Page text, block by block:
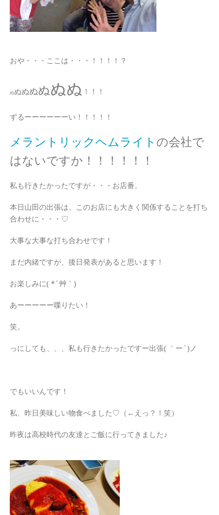
おや・・・ここは・・・！！！！？
ぬ ぬぬぬぬぬぬ ！！！
ずるーーーーーーい！！！！！
メラントリックヘムライト の会社で
はないですか！！！！！！
私も行きたかったですが・・・お店番。
本日山田の出張は、このお店にも大きく関係することを打ち
合わせに・・・♡
大事な大事な打ち合わせです！
まだ内緒ですが、後日発表があると思います！
お楽しみに( *´艸｀)
あーーーーー喋りたい！
笑。
っにしても、、、私も行きたかったですー出張( ｀ー´)ノ
でもいいんです！
私、昨日美味しい物食べました♡（←えっ？！笑）
昨夜は高校時代の友達とご飯に行ってきました♪